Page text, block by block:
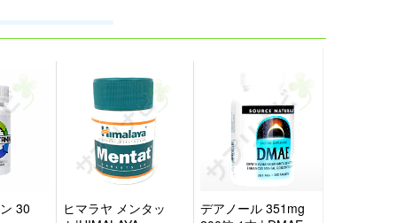
30
ヒマラヤ メンタッ
デアノール 351mg